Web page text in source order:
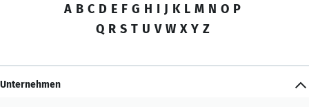
A B C D E F G H I J K L M N O P
Q R S T U V W X Y Z
Unternehmen